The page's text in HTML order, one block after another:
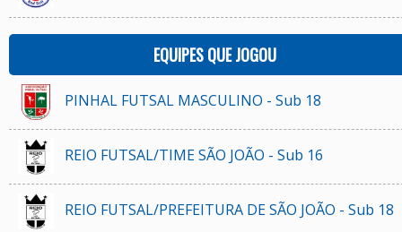
EQUIPES QUE JOGOU
PINHAL FUTSAL MASCULINO - Sub 18
REIO FUTSAL/TIME SÃO JOÃO - Sub 16
REIO FUTSAL/PREFEITURA DE SÃO JOÃO - Sub 18